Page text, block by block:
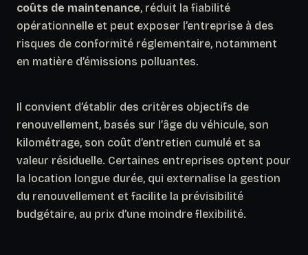
coûts de maintenance, réduit la fiabilité
opérationnelle et peut exposer l’entreprise à des
risques de conformité réglementaire, notamment
en matière d’émissions polluantes.
Il convient d’établir des critères objectifs de
renouvellement, basés sur l’âge du véhicule, son
kilométrage, son coût d’entretien cumulé et sa
valeur résiduelle. Certaines entreprises optent pour
la location longue durée, qui externalise la gestion
du renouvellement et facilite la prévisibilité
budgétaire, au prix d’une moindre flexibilité.